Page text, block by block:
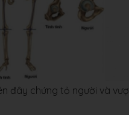
đây chứng tỏ người và